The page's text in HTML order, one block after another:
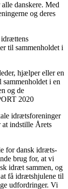
danskere. Med
og deres
idrættens
til sammenholdet i
hjælper eller en
i en
og de
2020
idrætsforeninger
at indstille Årets
for dansk idræts-
brug for, at vi
idræt sammen, og
få idrætshjulene til
udfordringer. Vi